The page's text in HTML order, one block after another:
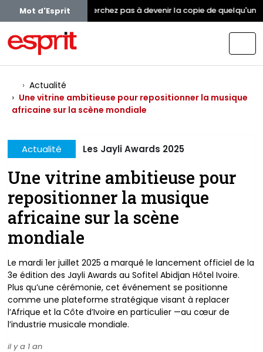
Mot d'EspritNe cherchez pas à devenir la copie de quelqu'un.
Actualité
Une vitrine ambitieuse pour repositionner la musique
africaine sur la scène mondiale
Actualité Les Jayli Awards 2025
Une vitrine ambitieuse pour
repositionner la musique
africaine sur la scène
mondiale
Le mardi 1er juillet 2025 a marqué le lancement officiel de la
3e édition des Jayli Awards au Sofitel Abidjan Hôtel Ivoire.
Plus qu’une cérémonie, cet événement se positionne
comme une plateforme stratégique visant à replacer
l’Afrique et la Côte d’Ivoire en particulier —au cœur de
l’industrie musicale mondiale.
il y a 1 an